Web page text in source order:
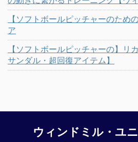
【ソフトボールピッチャーのため
ア
【ソフトボールピッチャーの】リ
サンダル・超回復アイテム】
ウィンドミル・ユ